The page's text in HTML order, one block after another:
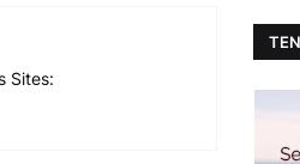
Sites: